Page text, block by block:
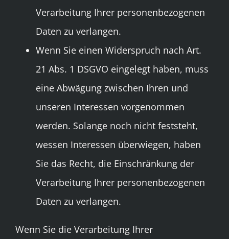
Verarbeitung Ihrer personenbezogenen
Daten zu verlangen.
Wenn Sie einen Widerspruch nach Art.
21 Abs. 1 DSGVO eingelegt haben, muss
eine Abwägung zwischen Ihren und
unseren Interessen vorgenommen
werden. Solange noch nicht feststeht,
wessen Interessen überwiegen, haben
Sie das Recht, die Einschränkung der
Verarbeitung Ihrer personenbezogenen
Daten zu verlangen.
Wenn Sie die Verarbeitung Ihrer